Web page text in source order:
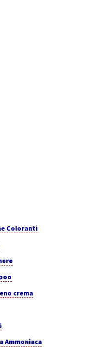
Coloranti
crema
Ammoniaca